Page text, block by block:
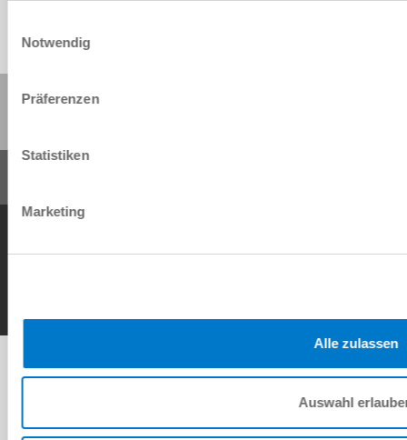
Notwendig
Präferenzen
Statistiken
Marketing
Alle zulassen
Auswahl